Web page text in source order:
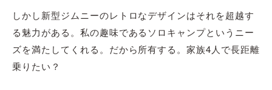
しかし新型ジムニーのレトロなデザインはそれを超越す
る魅力がある。私の趣味であるソロキャンプというニー
ズを満たしてくれる。だから所有する。家族4人で長距離
乗りたい？